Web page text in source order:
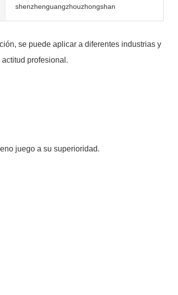
shenzhenguangzhouzhongshan
se puede aplicar a diferentes industrias y
profesional.
juego a su superioridad.